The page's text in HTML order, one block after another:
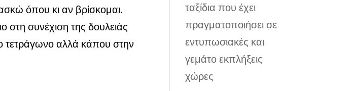
όπου κι αν βρίσκομαι.
στη συνέχιση της δουλειάς
τετράγωνο αλλά κάπου στην
ταξίδια που έχει
πραγματοποιήσει σε
εντυπωσιακές και
γεμάτο εκπλήξεις
χώρες